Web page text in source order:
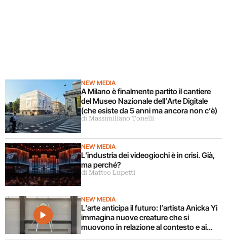
NEW MEDIA
A Milano è finalmente partito il cantiere
del Museo Nazionale dell’Arte Digitale
(che esiste da 5 anni ma ancora non c’è)
di Massimiliano Tonelli
NEW MEDIA
L’industria dei videogiochi è in crisi. Già,
ma perché?
di Matteo Lupetti
NEW MEDIA
L’arte anticipa il futuro: l’artista Anicka Yi
immagina nuove creature che si
muovono in relazione al contesto e ai
corpi circostanti